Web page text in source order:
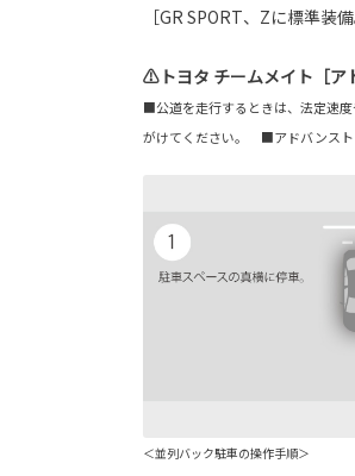
［GR SPORT、Zに標準装
⚠トヨタ チームメイト［ア
■公道を走行するときは、法定速
がけてください。 ■アドバンスト
＜並列バック駐車の操作手順＞